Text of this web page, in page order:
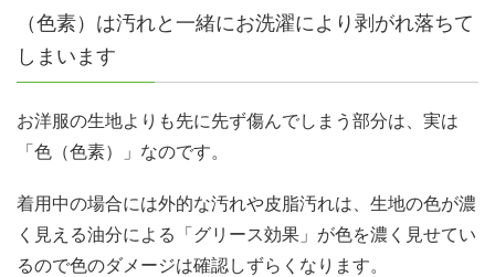
（色素）は汚れと一緒にお洗濯により剥がれ落ちて
しまいます
お洋服の生地よりも先に先ず傷んでしまう部分は、実は
「色（色素）」なのです。
着用中の場合には外的な汚れや皮脂汚れは、生地の色が濃
く見える油分による「グリース効果」が色を濃く見せてい
るので色のダメージは確認しずらくなります。